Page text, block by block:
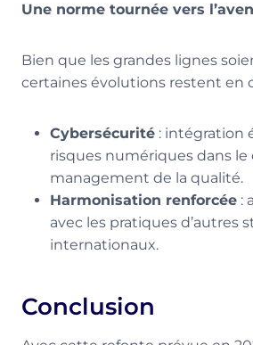
Une norme tournée vers
Bien que les grandes lignes
certaines évolutions restent en
Cybersécurité : intégration
risques numériques dans le
management de la qualité.
Harmonisation renforcée :
avec les pratiques d’autres
internationaux.
Conclusion